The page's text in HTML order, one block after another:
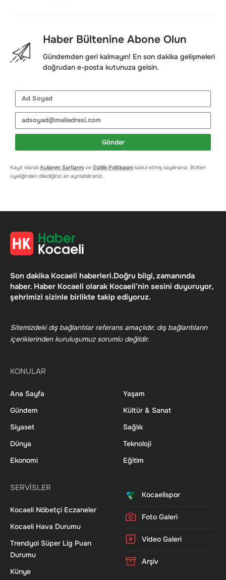
Haber Bültenine Abone Olun
Gündemden geri kalmayın! En son dakika gelişmeleri
doğrudan e-posta kutunuza gelsin.
Gönder
Kayıt olarak Kullanım Şartlarını ve Gizlilik Politikasını kabul etmiş sayılırsınız. Bülten
üyeliğinden dilediğiniz an ayrılabilirsiniz.
Son dakika Kocaeli haberleri.Doğru bilgi, zamanında
haber. Haber Kocaeli olarak Kocaeli’nin sesini duyuruyor,
şehrimizi sizinle birlikte takip ediyoruz.
Sitemizdeki dış bağlantılar referans amaçlıdır, dış bağlantıların
içeriklerinden kuruluşumuz sorumlu değildir.
KONULAR
Ana Sayfa
Gündem
Siyaset
Dünya
Ekonomi
Yaşam
Kültür & Sanat
Sağlık
Teknoloji
Eğitim
SERVİSLER
Kocaeli Nöbetçi Eczaneler
Kocaeli Hava Durumu
Trendyol Süper Lig Puan
Durumu
Künye
Kocaelispor
Foto Galeri
Video Galeri
Arşiv